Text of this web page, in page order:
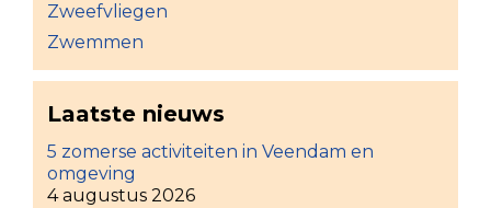
Zweefvliegen
Zwemmen
Laatste nieuws
5 zomerse activiteiten in Veendam en
omgeving
4 augustus 2026